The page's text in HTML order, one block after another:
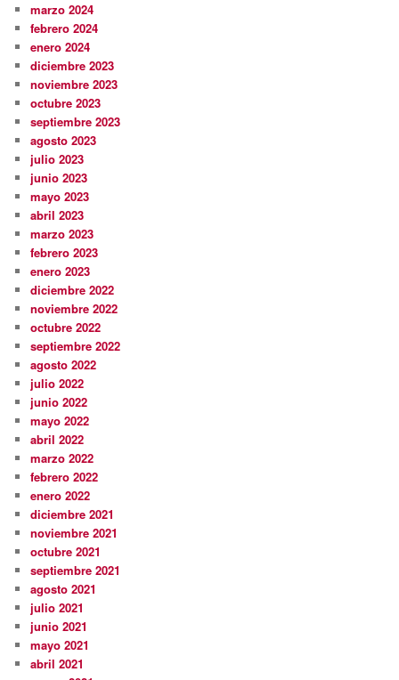
marzo 2024
febrero 2024
enero 2024
diciembre 2023
noviembre 2023
octubre 2023
septiembre 2023
agosto 2023
julio 2023
junio 2023
mayo 2023
abril 2023
marzo 2023
febrero 2023
enero 2023
diciembre 2022
noviembre 2022
octubre 2022
septiembre 2022
agosto 2022
julio 2022
junio 2022
mayo 2022
abril 2022
marzo 2022
febrero 2022
enero 2022
diciembre 2021
noviembre 2021
octubre 2021
septiembre 2021
agosto 2021
julio 2021
junio 2021
mayo 2021
abril 2021